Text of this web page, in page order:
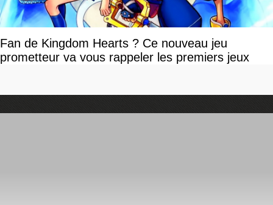
Fan de Kingdom Hearts ? Ce nouveau jeu
prometteur va vous rappeler les premiers jeux